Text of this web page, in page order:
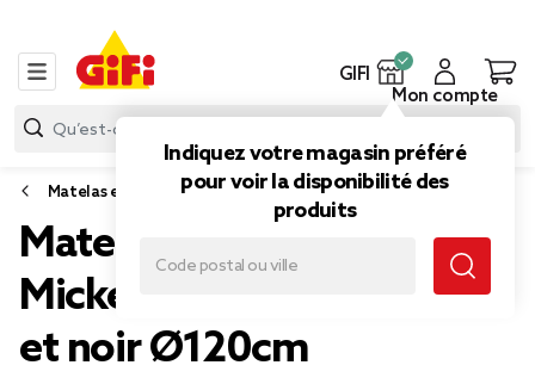
GIFI
Indiquez votre magasin préféré
pour voir la disponibilité des
produits
Mon compte
Matelas et bouée
Matelas gonflable Disney
Mickey avec oreilles rouge
et noir Ø120cm